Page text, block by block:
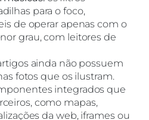
para o foco,
de operar apenas com o
grau, com leitores de
ainda não possuem
fotos que os ilustram.
integrados que
como mapas,
da web, iframes ou